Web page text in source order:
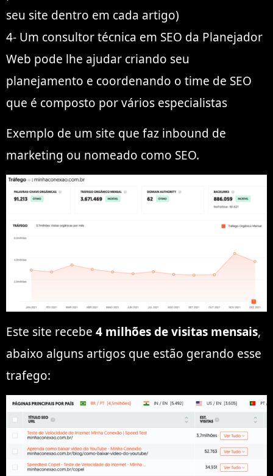
seu site dentro em cada artigo)
4- Um consultor técnica em SEO da Planejador
Web pode lhe ajudar criando seu
planejamento e coordenando o time de SEO
que é composto por vários especialistas
Exemplo de um site que faz inbound de
marketing ou nomeado como SEO.
Este site recebe 4 milhões de visitas mensais,
abaixo alguns artigos que estão gerando esse
trafego: